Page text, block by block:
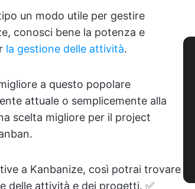
un modo utile per gestire
conosci bene la potenza e
la gestione delle attività.
a questo popolare
attuale o semplicemente alla
scelta migliore per il project
a Kanbanize, così potrai trovare
delle attività e dei progetti. ✅